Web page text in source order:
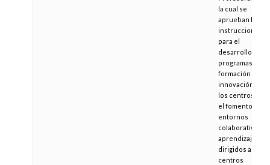
la cual se
aprueban las
instrucciones
para el
desarrollo de
programas de
formación e
innovación en
los centros para
el fomento de
entornos
colaborativos
aprendizaje
dirigidos a los
centros